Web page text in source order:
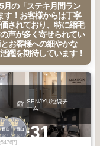
月の「ステキ月間ラン
す！お客様からは丁寧
されており、特に縮毛
声が多く寄せられてい
お客様への細やかな
躍を期待しています！
目白
12月
1
池袋・目白
2025年 12月+31
SENJYU池袋チ
ーム
円